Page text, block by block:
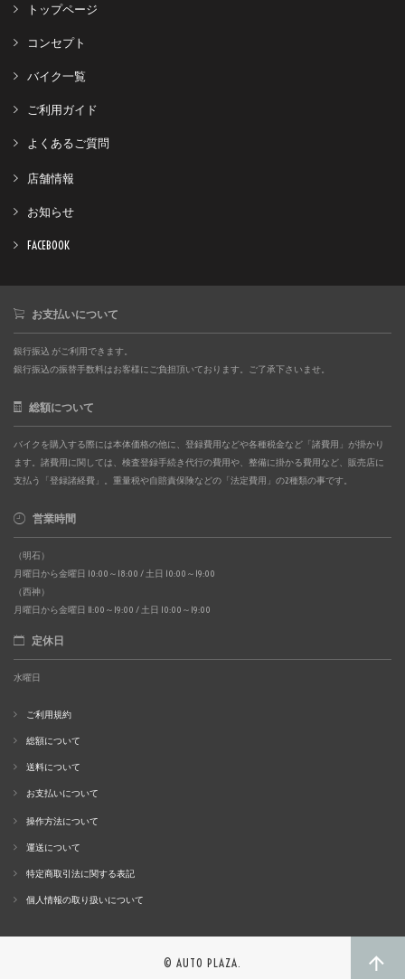
トップページ
コンセプト
バイク一覧
ご利用ガイド
よくあるご質問
店舗情報
お知らせ
FACEBOOK
お支払いについて
銀行振込 がご利用できます。
銀行振込の振替手数料はお客様にご負担頂いております。ご了承下さいませ。
総額について
バイクを購入する際には本体価格の他に、登録費用などや各種税金など「諸費用」が掛かり
ます。諸費用に関しては、検査登録手続き代行の費用や、整備に掛かる費用など、販売店に
支払う「登録諸経費」。重量税や自賠責保険などの「法定費用」の2種類の事です。
営業時間
（明石）
月曜日から金曜日 10:00～18:00 / 土日 10:00～19:00
（西神）
月曜日から金曜日 11:00～19:00 / 土日 10:00～19:00
定休日
水曜日
ご利用規約
総額について
送料について
お支払いについて
操作方法について
運送について
特定商取引法に関する表記
個人情報の取り扱いについて
© AUTO PLAZA.